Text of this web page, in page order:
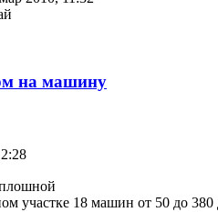
на машину
участке 18 машин от 50 до 380